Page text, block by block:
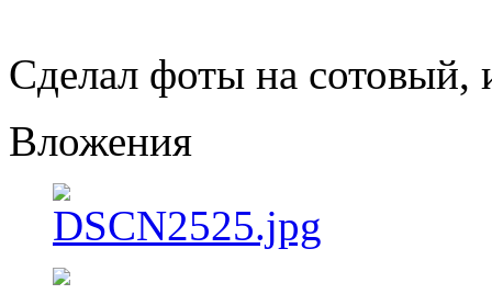
Сделал фоты на сотовый,
Вложения